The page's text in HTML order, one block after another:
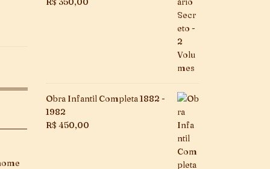
Obra Infantil Completa 1882 -
1982
R$ 450,00